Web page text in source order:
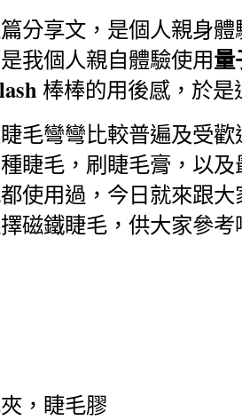
分享文，是個人親身
我個人親自體驗使用量
棒棒的用後感，於
毛彎彎比較普遍及受
睫毛，刷睫毛膏，以
使用過，今日就來跟
磁鐵睫毛，供大家參
，睫毛膠